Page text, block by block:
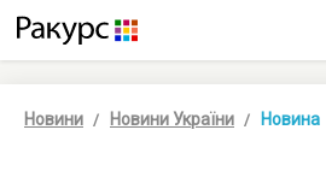
Новини Новини України Новина